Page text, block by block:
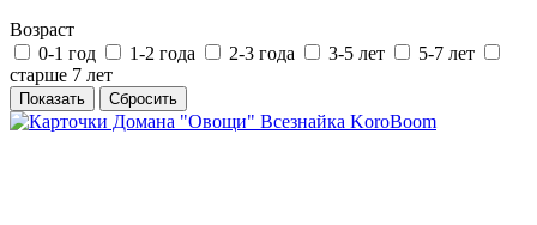
Возраст
0-1 год
1-2 года 2-3 года 3-5 лет
5-7 лет
старше 7 лет